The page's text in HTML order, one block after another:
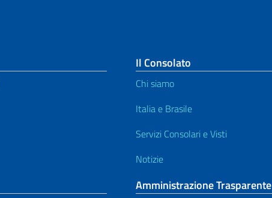
Il Consolato
Chi siamo
Italia e Brasile
Servizi Consolari e Visti
Notizie
Amministrazione Trasparente